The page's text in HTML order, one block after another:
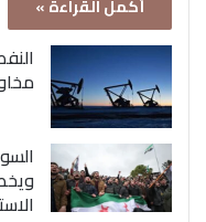
أكمل القراءة »